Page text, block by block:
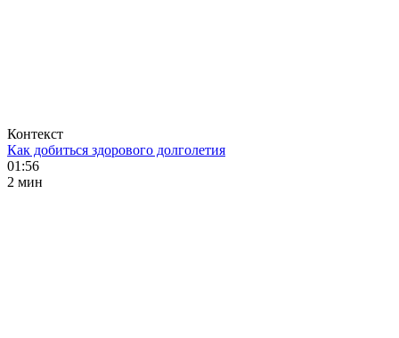
Контекст
Как добиться здорового долголетия
01:56
2 мин